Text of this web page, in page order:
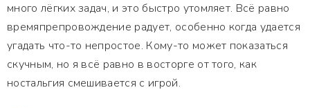
много лёгких задач, и это быстро утомляет. Всё равно
времяпрепровождение радует, особенно когда удается
угадать что-то непростое. Кому-то может показаться
скучным, но я всё равно в восторге от того, как
ностальгия смешивается с игрой.